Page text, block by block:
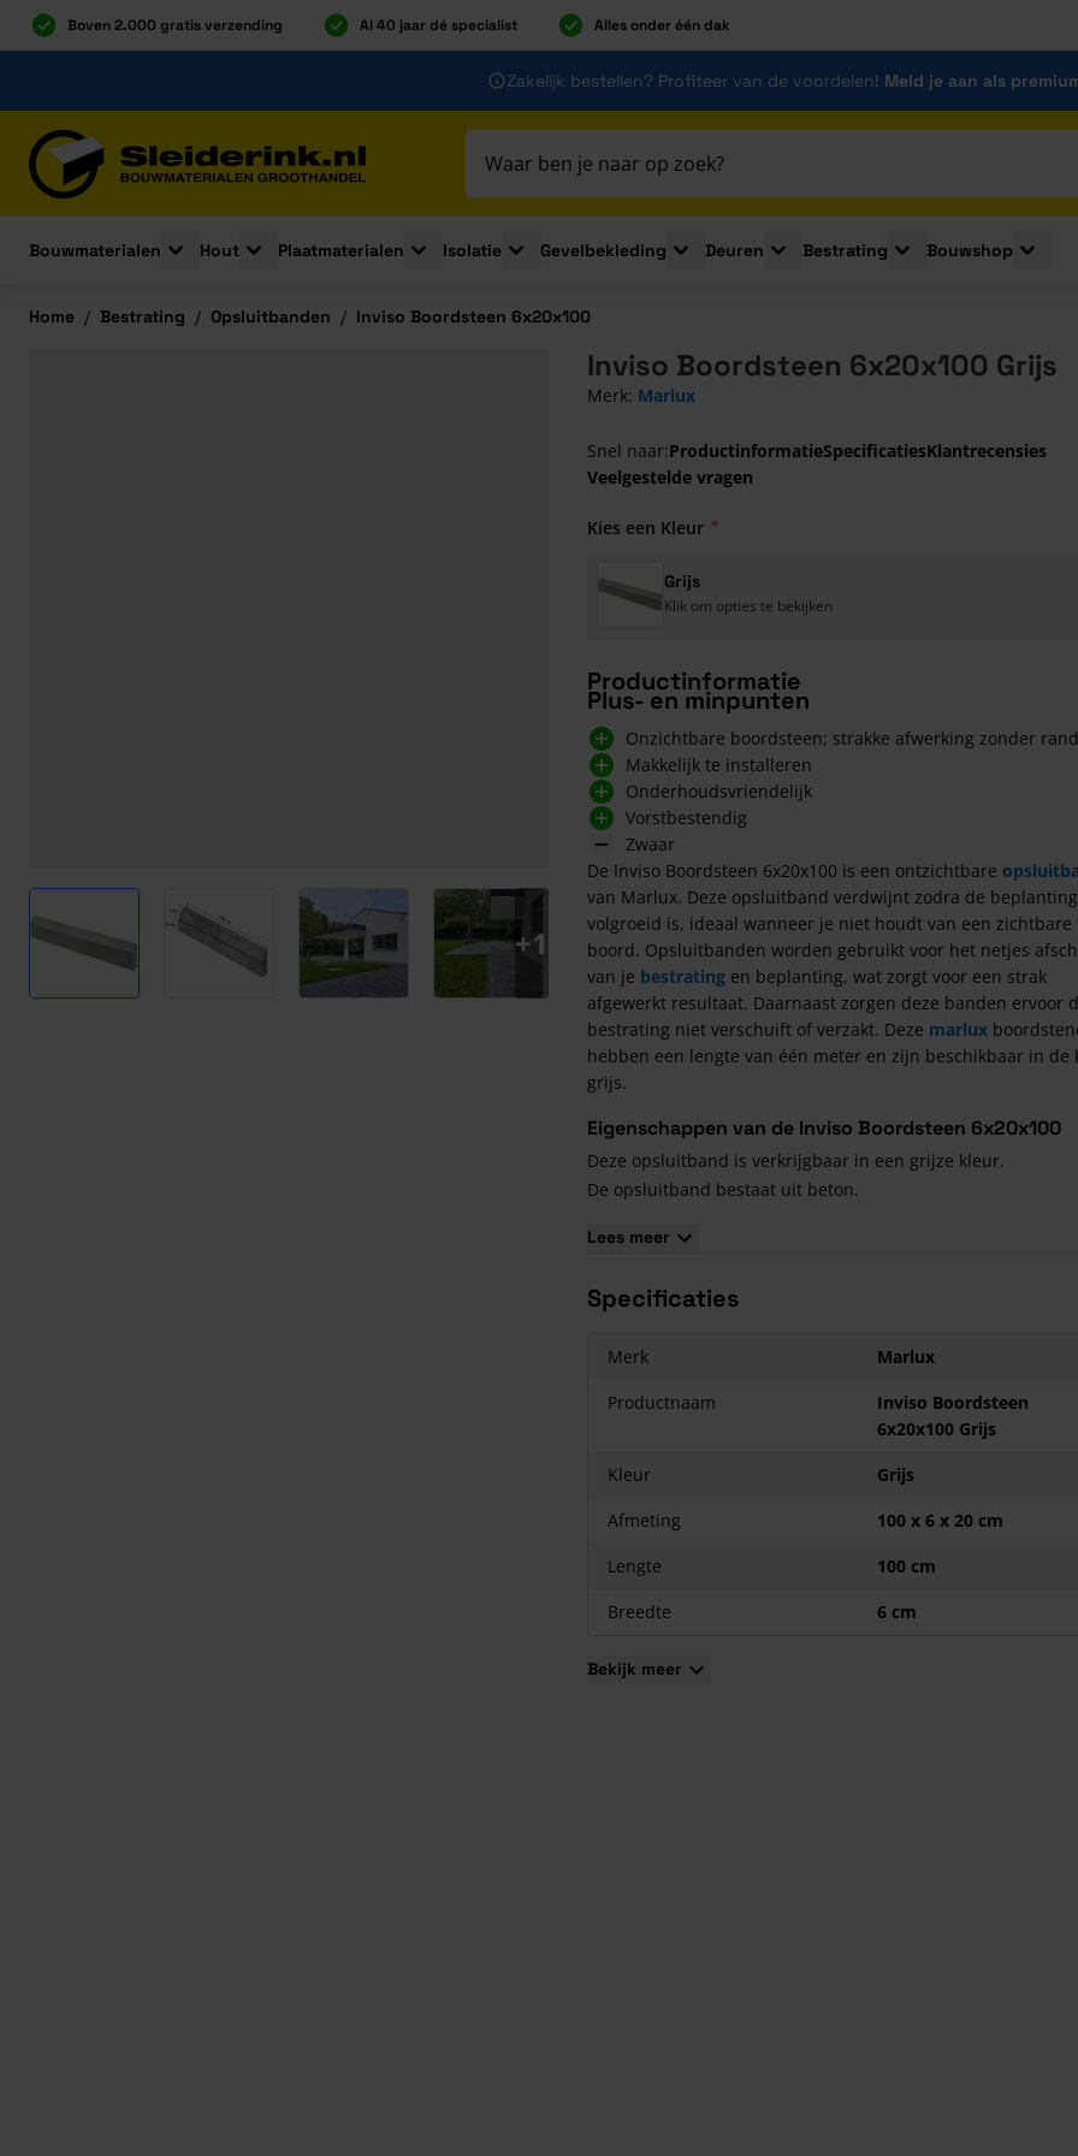
Boven 2.000 gratis verzending Al 40 jaar dé specialist Alles onder één dak
Zakelijk bestellen? Profiteer van de voordelen! Meld je aan als
Bouwmaterialen
Toggle submenu for Bouwmaterialen
Hout
Toggle submenu for Hout
Plaatmaterialen
Toggle submenu for Plaatmaterialen
Isolatie
Toggle submenu for Isolatie
Gevelbekleding
Toggle submenu for Gevelbekleding
Deuren
Toggle submenu for Deuren
Bestrating
Toggle submenu for
Bouwshop
Home / Bestrating / Opsluitbanden / Inviso Boordsteen 6x20x100
View larger image View larger image View larger imageView larger image
+1
Inviso Boordsteen 6x20x100 Grijs
Merk: Marlux
Snel naar:ProductinformatieSpecificatiesKlantrecensies
Veelgestelde vragen
Kies een Kleur
Grijs
Klik om opties te bekijken
Productinformatie
Plus- en minpunten
Onzichtbare boordsteen; strakke afwerking zonder
Makkelijk te installeren
Onderhoudsvriendelijk
Vorstbestendig
Zwaar
De Inviso Boordsteen 6x20x100 is een ontzichtbare
van Marlux. Deze opsluitband verdwijnt zodra de beplanting
volgroeid is, ideaal wanneer je niet houdt van een zichtbare
boord. Opsluitbanden worden gebruikt voor het netjes
van je bestrating en beplanting, wat zorgt voor een strak
afgewerkt resultaat. Daarnaast zorgen deze banden ervoor
bestrating niet verschuift of verzakt. Deze marlux
hebben een lengte van één meter en zijn beschikbaar in de
grijs.
Eigenschappen van de Inviso Boordsteen 6x20x100
Deze opsluitband is verkrijgbaar in een grijze kleur.
De opsluitband bestaat uit beton.
Lees meer
Specificaties
Merk
Marlux
Productnaam
Inviso Boordsteen
6x20x100 Grijs
Kleur
Grijs
Afmeting
100 x 6 x 20 cm
Lengte
100 cm
Breedte
6 cm
Bekijk meer